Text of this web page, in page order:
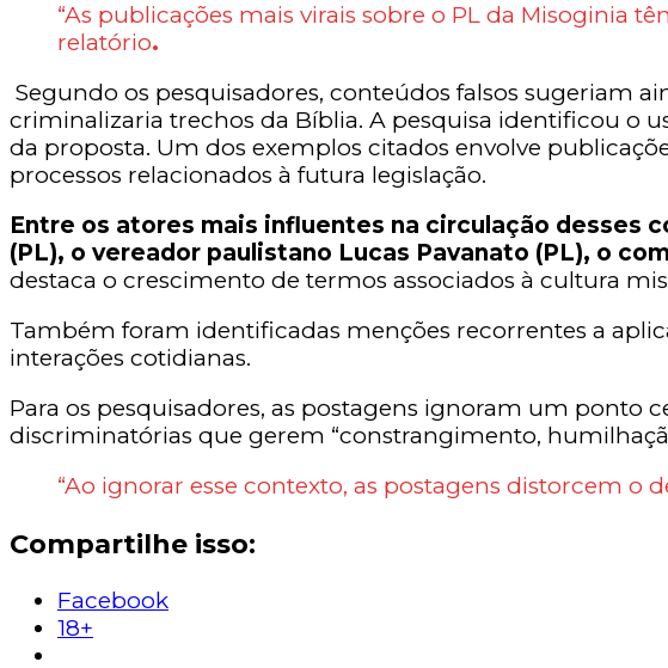
“As publicações mais virais sobre o PL da Misoginia
relatório.
Segundo os pesquisadores, conteúdos falsos sugeriam
criminalizaria trechos da Bíblia. A pesquisa identificou o
da proposta. Um dos exemplos citados envolve
processos relacionados à futura legislação.
Entre os atores mais influentes na circulação desses
(PL), o vereador paulistano Lucas Pavanato (PL), o
destaca o crescimento de termos associados à cultura
Também foram identificadas menções recorrentes a
interações cotidianas.
Para os pesquisadores, as postagens ignoram um ponto
discriminatórias que gerem “constrangimento,
“Ao ignorar esse contexto, as postagens distorcem o
Compartilhe isso:
Facebook
18+